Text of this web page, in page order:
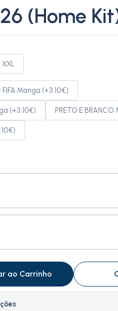
(Home
XXL
FIFA Manga (+3.10€)
(+3.10€) PRETO E
ao Carrinho